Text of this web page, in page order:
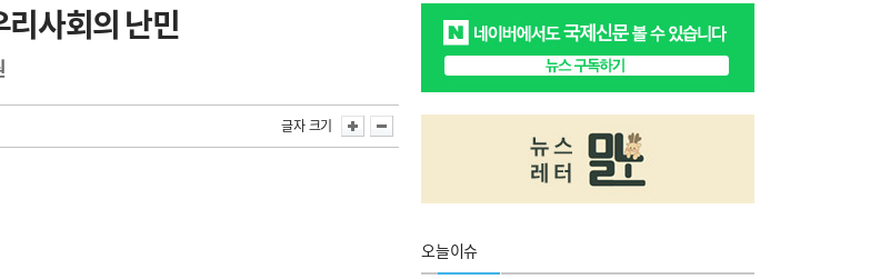
사회의 난민
글자 크기
오늘이슈